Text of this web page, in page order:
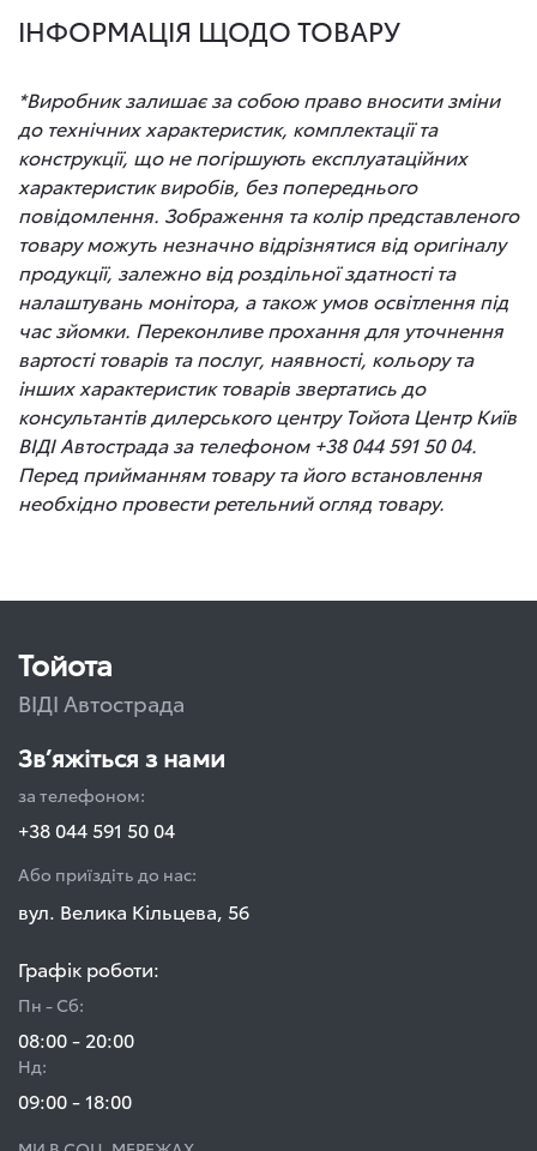
ІНФОРМАЦІЯ ЩОДО ТОВАРУ
*Виробник залишає за собою право вносити зміни
до технічних характеристик, комплектації та
конструкції, що не погіршують експлуатаційних
характеристик виробів, без попереднього
повідомлення. Зображення та колір представленого
товару можуть незначно відрізнятися від оригіналу
продукції, залежно від роздільної здатності та
налаштувань монітора, а також умов освітлення під
час зйомки. Переконливе прохання для уточнення
вартості товарів та послуг, наявності, кольору та
інших характеристик товарів звертатись до
консультантів дилерського центру Тойота Центр Київ
ВІДІ Автострада за телефоном +38 044 591 50 04.
Перед прийманням товару та його встановлення
необхідно провести ретельний огляд товару.
Тойота
ВІДІ Автострада
Зв’яжіться з нами
за телефоном:
+38 044 591 50 04
Або приїздіть до нас:
вул. Велика Кільцева, 56
Графік роботи:
Пн - Сб:
08:00 - 20:00
Нд:
09:00 - 18:00